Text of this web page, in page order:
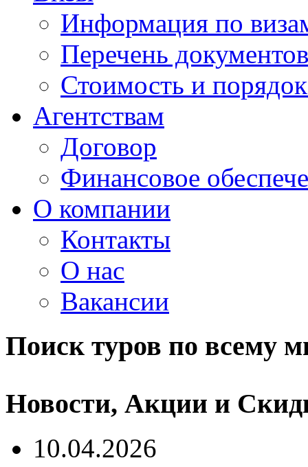
Информация по
Перечень
Стоимость и
Агентствам
Договор
Финансовое
О компании
Контакты
О нас
Вакансии
Поиск туров по всему
Новости, Акции и
10.04.2026